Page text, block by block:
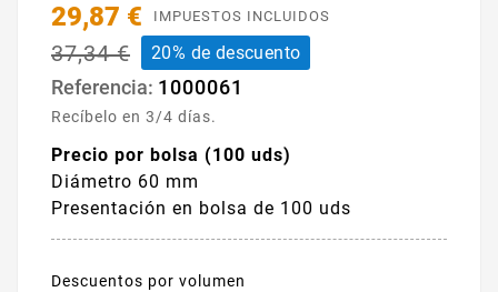
29,87 € IMPUESTOS INCLUIDOS
37,34 € 20% de descuento
Referencia: 1000061
Recíbelo en 3/4 días.
Precio por bolsa (100 uds)
Diámetro 60 mm
Presentación en bolsa de 100 uds
Descuentos por volumen